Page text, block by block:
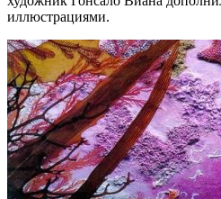
иллюстрациями.